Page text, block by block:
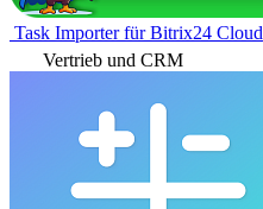
Task Importer für Bitrix24 Cloud
Vertrieb und CRM